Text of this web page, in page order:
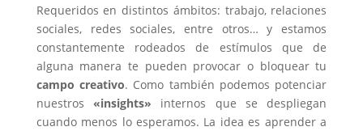
Requeridos en distintos ámbitos: trabajo, relaciones
sociales, redes sociales, entre otros…y estamos
constantemente rodeados de estímulos que de
alguna manera te pueden provocar o bloquear tu
campo creativo. Como también podemos potenciar
nuestros «insights» internos que se despliegan
cuando menos lo esperamos. La idea es aprender a